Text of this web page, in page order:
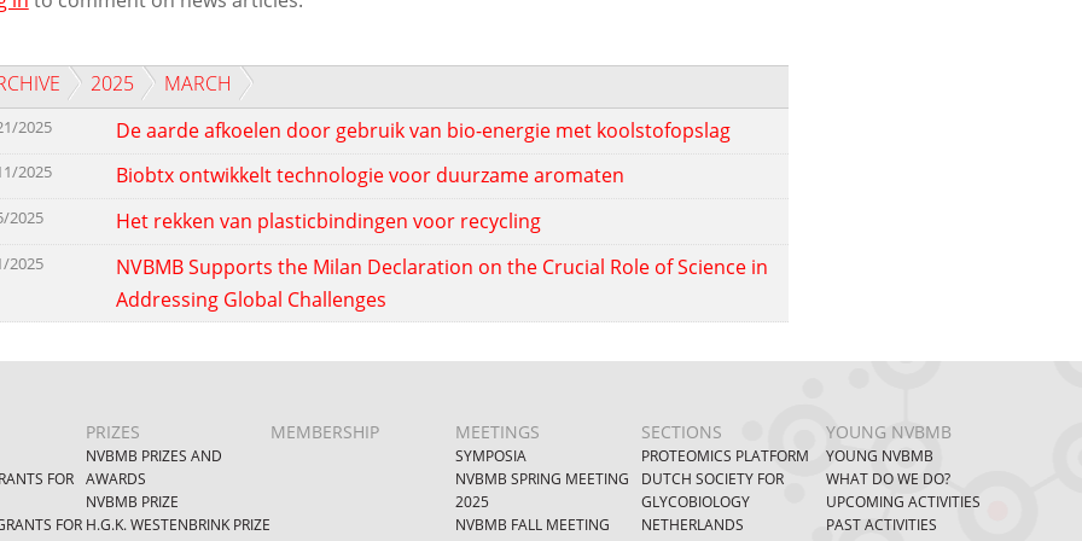
2025 MARCH
2025 De aarde afkoelen door gebruik van bio-energie met koolstofopslag
2025 Biobtx ontwikkelt technologie voor duurzame aromaten
2025 Het rekken van plasticbindingen voor recycling
2025
NVBMB Supports the Milan Declaration on the Crucial Role of Science in
Addressing Global Challenges
FOR
FOR
PRIZES
NVBMB PRIZES AND
AWARDS
NVBMB PRIZE
H.G.K. WESTENBRINK PRIZE
MEMBERSHIP MEETINGS
SYMPOSIA
NVBMB SPRING MEETING
2025
NVBMB FALL MEETING
SECTIONS
PROTEOMICS PLATFORM
DUTCH SOCIETY FOR
GLYCOBIOLOGY
NETHERLANDS
YOUNG NVBMB
YOUNG NVBMB
WHAT DO WE DO?
UPCOMING ACTIVITIES
PAST ACTIVITIES